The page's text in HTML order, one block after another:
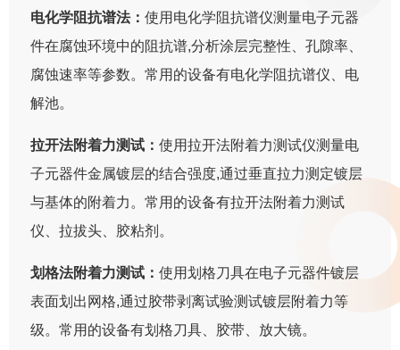
电化学阻抗谱法：使用电化学阻抗谱仪测量电子元器
件在腐蚀环境中的阻抗谱,分析涂层完整性、孔隙率、
腐蚀速率等参数。常用的设备有电化学阻抗谱仪、电
解池。
拉开法附着力测试：使用拉开法附着力测试仪测量电
子元器件金属镀层的结合强度,通过垂直拉力测定镀层
与基体的附着力。常用的设备有拉开法附着力测试
仪、拉拔头、胶粘剂。
划格法附着力测试：使用划格刀具在电子元器件镀层
表面划出网格,通过胶带剥离试验测试镀层附着力等
级。常用的设备有划格刀具、胶带、放大镜。